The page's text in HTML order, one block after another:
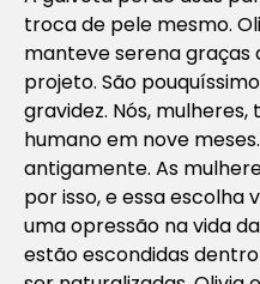
troca de pele mesmo.
manteve serena graças
projeto. São
gravidez. Nós,
humano em nove
antigamente. As
por isso, e essa escolha
uma opressão na vida
estão escondidas